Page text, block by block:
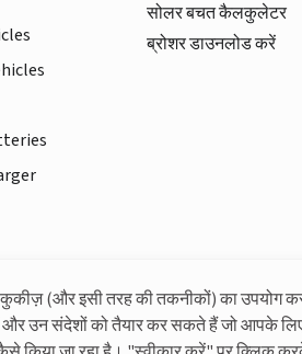
सोलर बचत कैलकुलेटर
ब्रोशर डाउनलोड करें
लिवगार्ड के बारे में अधिक जानकारी
(और इसी तरह की तकनीकों) का उपयोग
उन संदेशों को तैयार कर सकते हैं जो आपके